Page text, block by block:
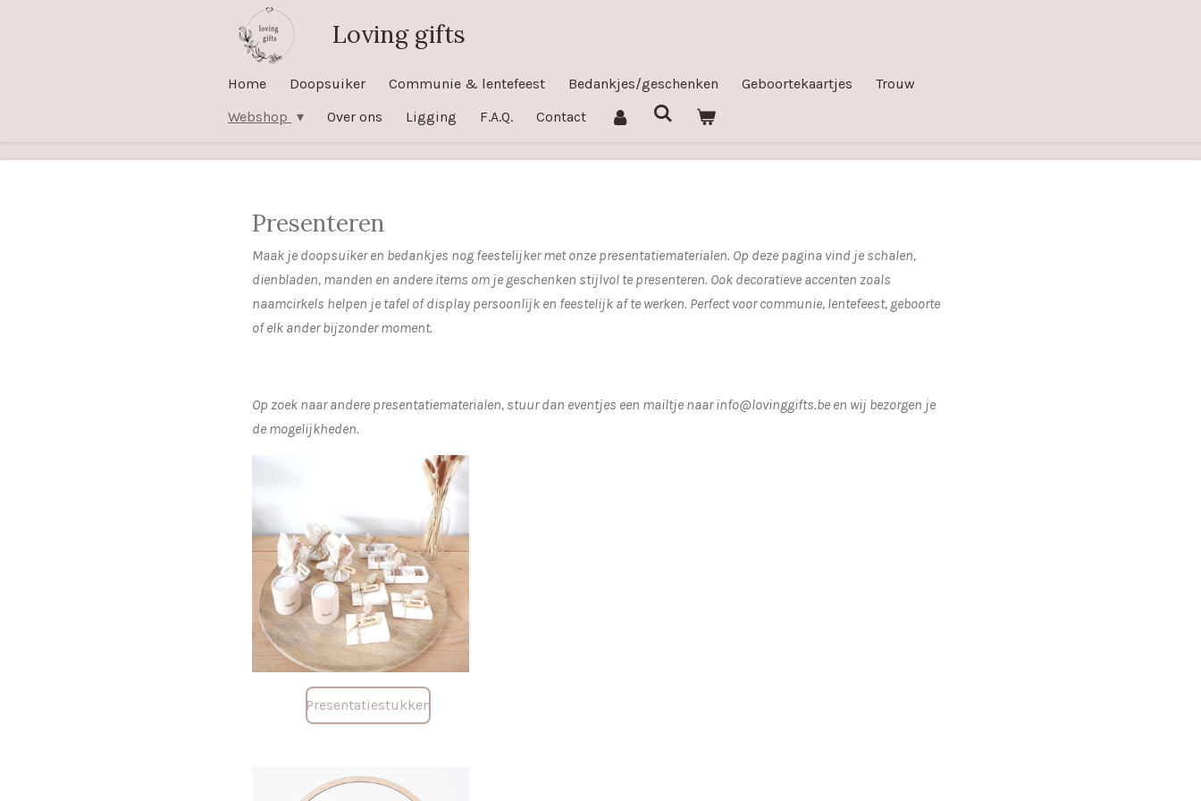
Loving gifts
Home Doopsuiker Communie & lentefeest Bedankjes/geschenken Geboortekaartjes
Trouw
Webshop
Over ons Ligging F.A.Q. Contact
Presenteren
Maak je doopsuiker en bedankjes nog feestelijker met onze presentatiematerialen. Op deze pagina vind je schalen,
dienbladen, manden en andere items om je geschenken stijlvol te presenteren. Ook decoratieve accenten zoals
naamcirkels helpen je tafel of display persoonlijk en feestelijk af te werken. Perfect voor communie, lentefeest, geboorte
of elk ander bijzonder moment.
Op zoek naar andere presentatiematerialen, stuur dan eventjes een mailtje naar info@lovinggifts.be en wij bezorgen je
de mogelijkheden.
Presentatiestukken